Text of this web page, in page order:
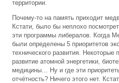
территории.
Почему-то на память приходит
Кстати, было бы неплохо
эти программы либералов. Когда
были определены 5 приоритетов
технического развития. Некоторые
развитие атомной энергетики,
медицины… Ну и где эти
отчётность? Ничего этого нет.